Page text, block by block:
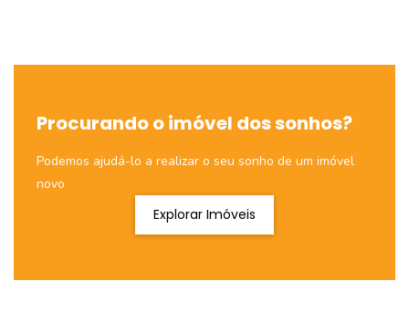
Procurando o imóvel dos sonhos?
Podemos ajudá-lo a realizar o seu sonho de um imóvel
novo
Explorar Imóveis